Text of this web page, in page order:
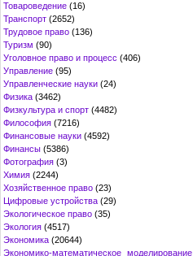
Товароведение (16)
Транспорт (2652)
Трудовое право (136)
Туризм (90)
Уголовное право и процесс (406)
Управление (95)
Управленческие науки (24)
Физика (3462)
Физкультура и спорт (4482)
Философия (7216)
Финансовые науки (4592)
Финансы (5386)
Фотография (3)
Химия (2244)
Хозяйственное право (23)
Цифровые устройства (29)
Экологическое право (35)
Экология (4517)
Экономика (20644)
Экономико-математическое моделирование